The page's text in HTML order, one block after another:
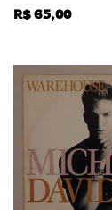
R$65,00